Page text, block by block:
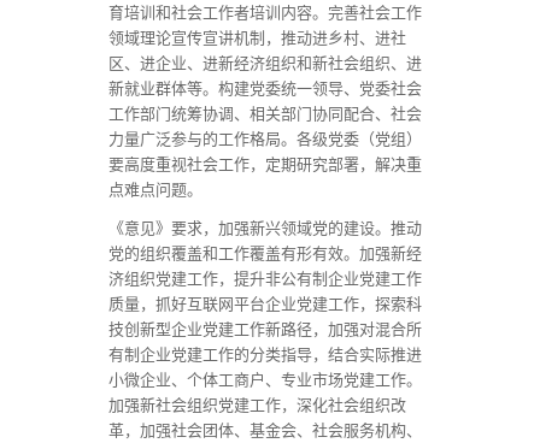
育培训和社会工作者培训内容。完善社会工作
领域理论宣传宣讲机制，推动进乡村、进社
区、进企业、进新经济组织和新社会组织、进
新就业群体等。构建党委统一领导、党委社会
工作部门统筹协调、相关部门协同配合、社会
力量广泛参与的工作格局。各级党委（党组）
要高度重视社会工作，定期研究部署，解决重
点难点问题。
《意见》要求，加强新兴领域党的建设。推动
党的组织覆盖和工作覆盖有形有效。加强新经
济组织党建工作，提升非公有制企业党建工作
质量，抓好互联网平台企业党建工作，探索科
技创新型企业党建工作新路径，加强对混合所
有制企业党建工作的分类指导，结合实际推进
小微企业、个体工商户、专业市场党建工作。
加强新社会组织党建工作，深化社会组织改
革，加强社会团体、基金会、社会服务机构、